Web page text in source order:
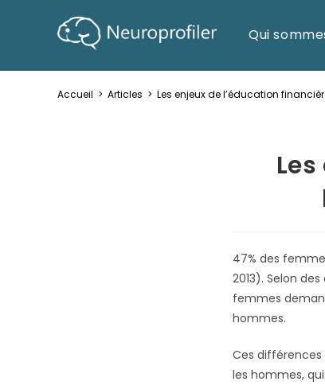
Qui
Accueil > Articles > Les enjeux de l’éducation
47% des
2013). Selon
femmes
hommes.
Ces
les hommes,